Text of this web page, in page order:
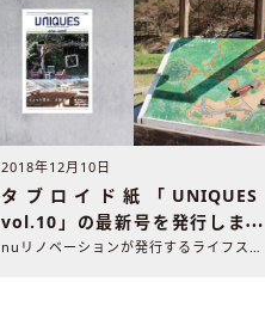
2018年12月10日
タブロイド紙「UNIQUES
vol.10」の最新号を発行しまし
た
nuリノベーションが発行するライフスタイルマガジン「UNIQ..